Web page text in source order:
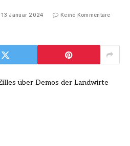
13 Januar 2024 Keine Kommentare